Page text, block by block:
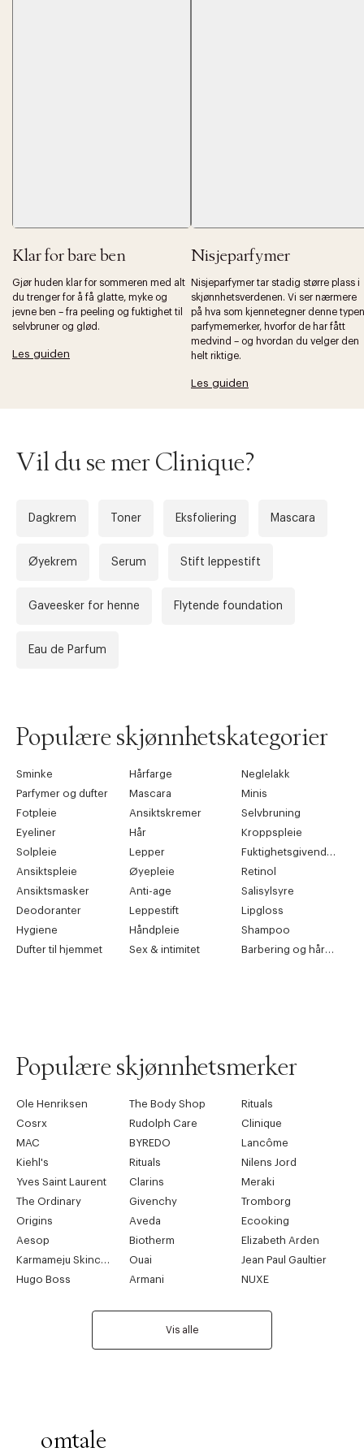
Klar for bare ben
Gjør huden klar for sommeren med alt
du trenger for å få glatte, myke og
jevne ben – fra peeling og fuktighet til
selvbruner og glød.
Les guiden
Nisjeparfymer
Nisjeparfymer tar stadig større plass i
skjønnhetsverdenen. Vi ser nærmere
på hva som kjennetegner denne typen
parfymemerker, hvorfor de har fått
medvind – og hvordan du velger den
helt riktige.
Les guiden
Vil du se mer Clinique?
Dagkrem Toner Eksfoliering Mascara
Øyekrem Serum Stift leppestift
Gaveesker for henne Flytende foundation
Eau de Parfum
Populære skjønnhetskategorier
Sminke Hårfarge
Neglelakk
Parfymer og dufter
Mascara
Minis
Fotpleie
Ansiktskremer
Selvbruning
Eyeliner
Hår
Kroppspleie
Solpleie
Lepper
Ansiktspleie
Øyepleie
Retinol
Ansiktsmasker
Anti-age
Salisylsyre
Deodoranter
Leppestift
Lipgloss
Hygiene
Håndpleie
Shampoo
Dufter til hjemmet
Sex & intimitet
Populære skjønnhetsmerker
Ole Henriksen The Body Shop
Rituals
Cosrx
Rudolph Care
Clinique
MAC
BYREDO
Lancôme
Kiehl's
Rituals
Nilens Jord
Yves Saint Laurent
Clarins
Meraki
The Ordinary
Givenchy
Tromborg
Origins
Aveda
Ecooking
Aesop
Biotherm
Elizabeth Arden
Ouai
Jean Paul Gaultier
Hugo Boss
Armani NUXE
Vis alle